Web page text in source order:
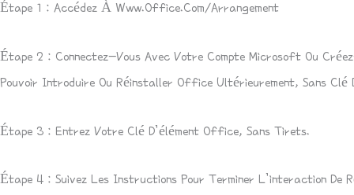
Étape 1 : Accédez À Www.office.com/arrangement
Étape 2 : Connectez-Vous Avec Votre Compte Microsoft Ou
Pouvoir Introduire Ou Réinstaller Office Ultérieurement, Sans Clé
Étape 3 : Entrez Votre Clé D’élément Office, Sans Tirets.
Étape 4 : Suivez Les Instructions Pour Terminer L’interaction De